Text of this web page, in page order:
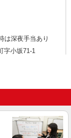
は深夜手当あり
字小坂71-1
験により変動あり